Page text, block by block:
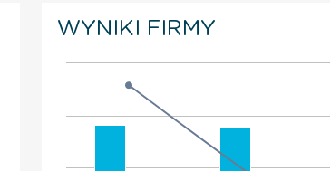
WYNIKI FIRMY